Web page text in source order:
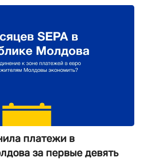
платежи в
за первые девять